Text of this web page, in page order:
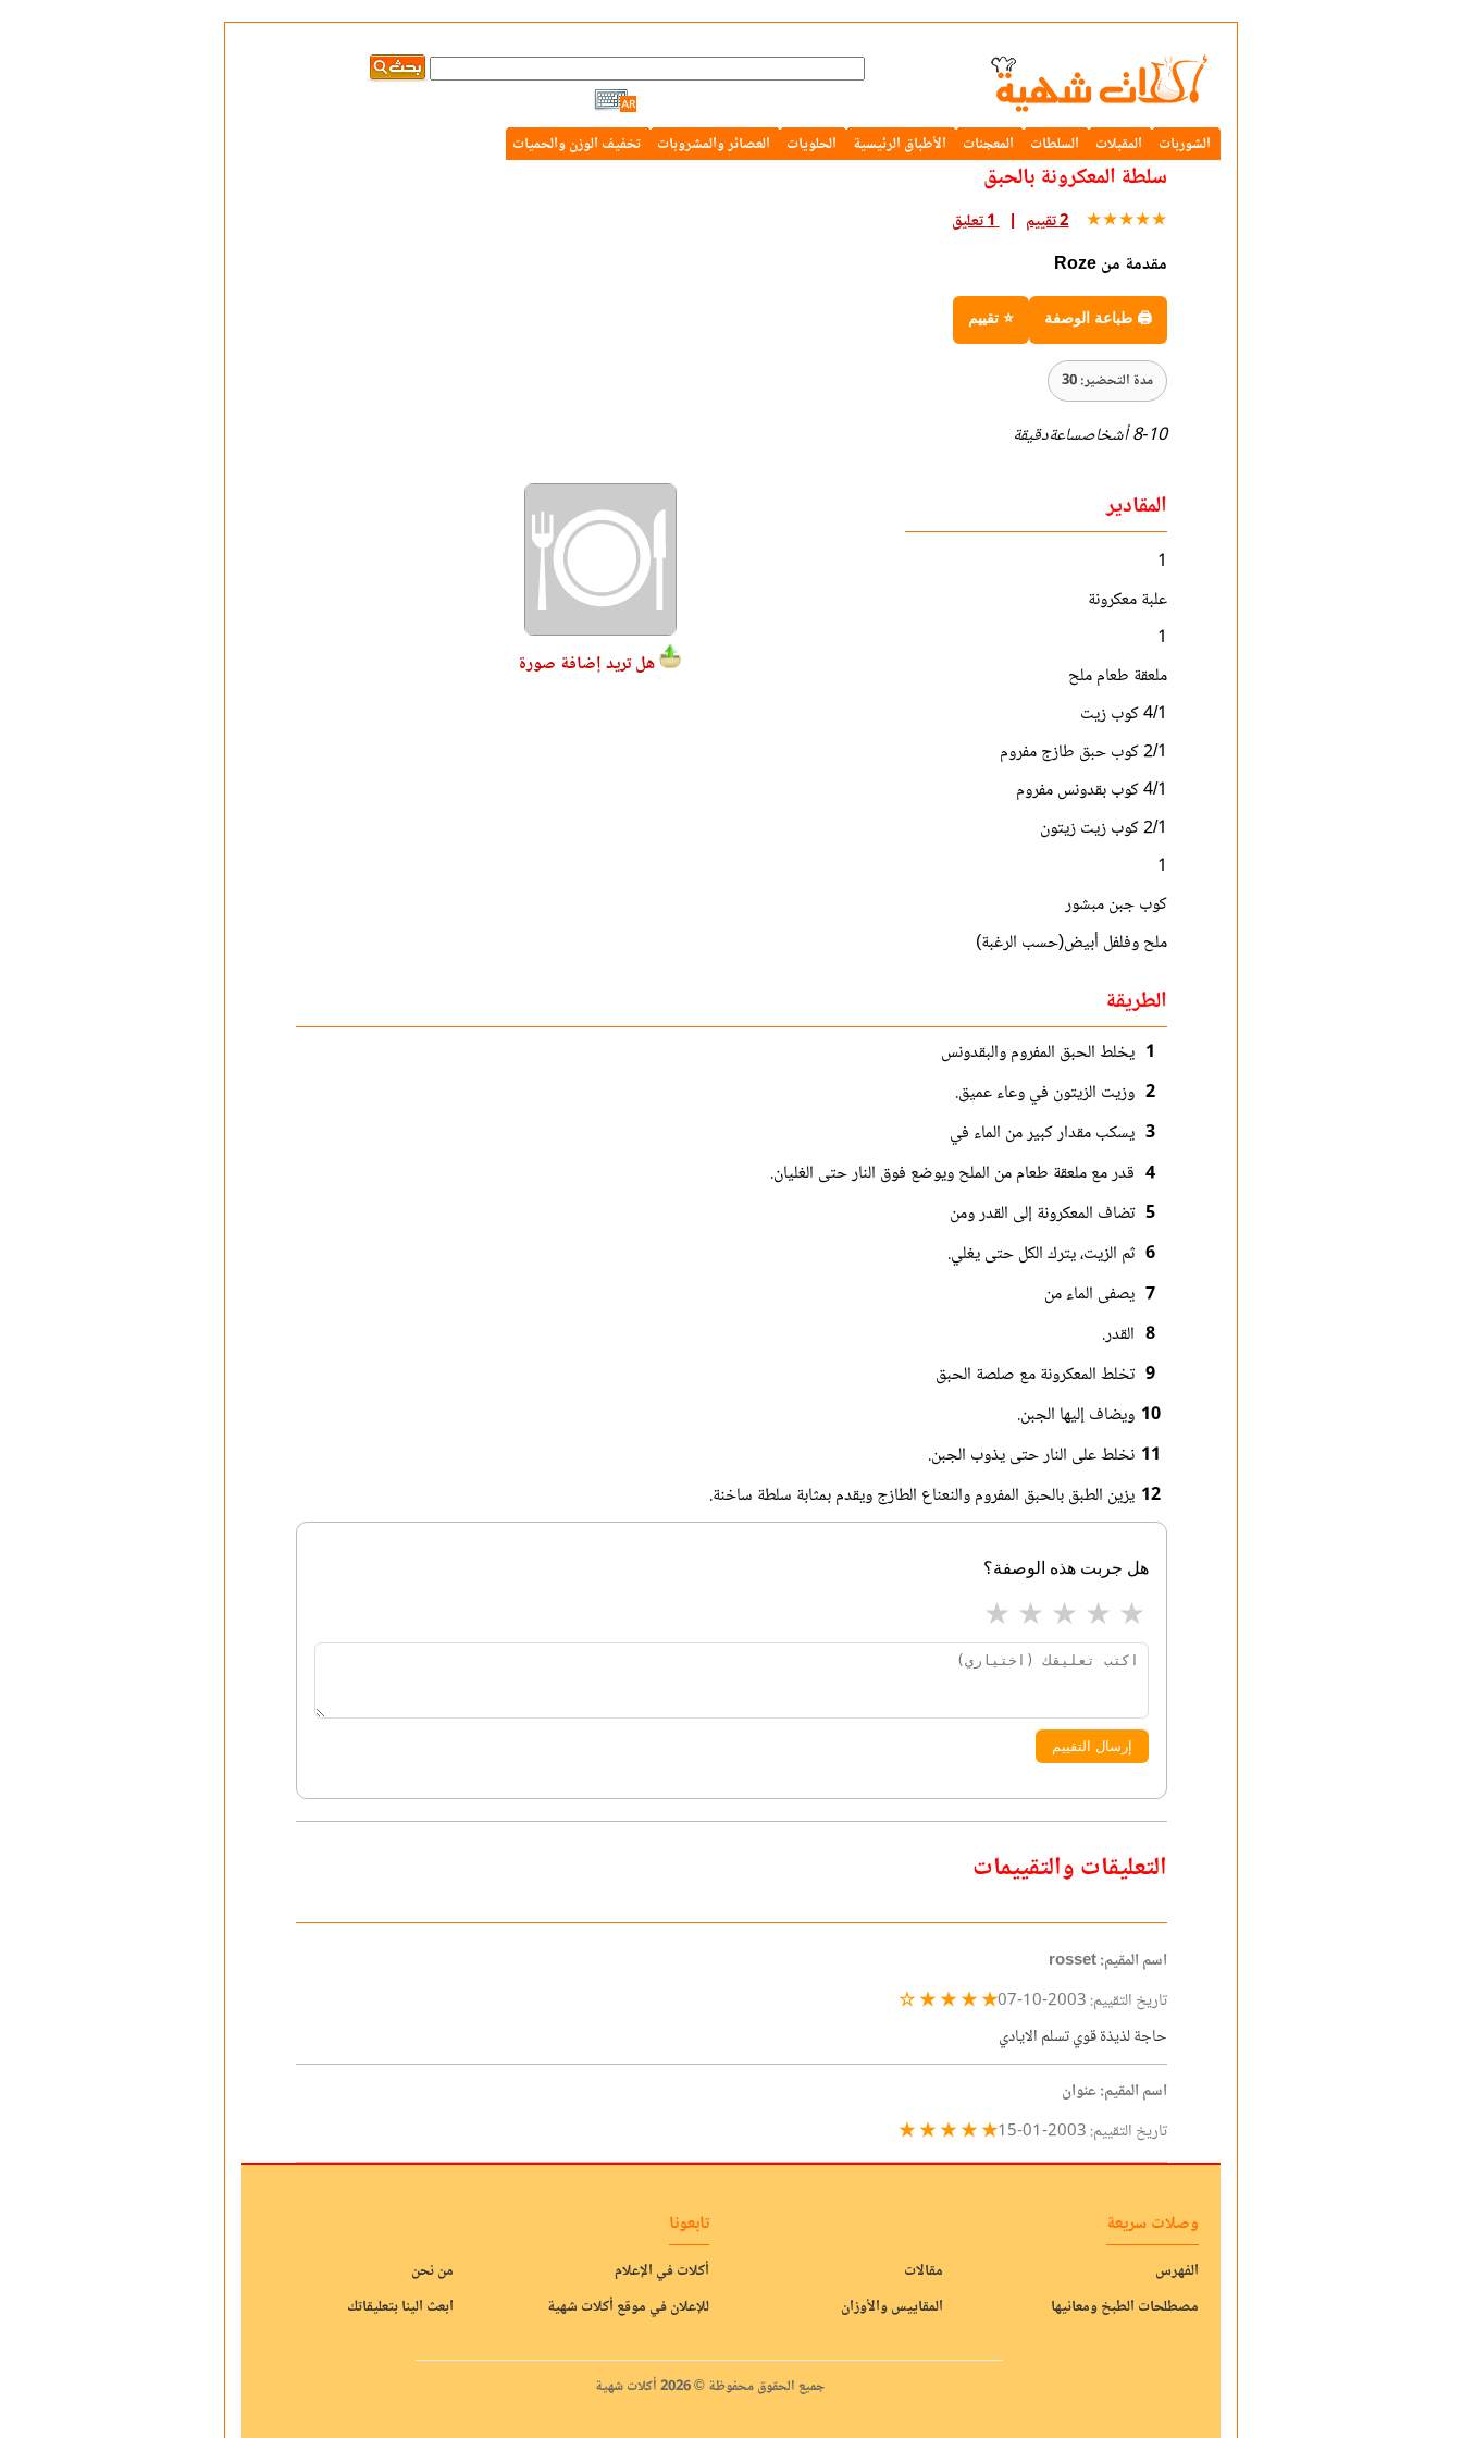
الشوربات المقبلات السلطات المعجنات الأطباق الرئيسية الحلويات العصائر والمشروبات تخفيف الوزن والحميات
سلطة المعكرونة بالحبق
★★★★★ 2 تقييم 1 تعليق
مقدمة من Roze
🖨 طباعة الوصفة ⭐ تقييم
مدة التحضير: 30
8-10 أشخاصساعةدقيقة
المقادير
1
علبة معكرونة
1
ملعقة طعام ملح
4/1 كوب زيت
2/1 كوب حبق طازج مفروم
4/1 كوب بقدونس مفروم
2/1 كوب زيت زيتون
1
كوب جبن مبشور
ملح وفلفل أبيض(حسب الرغبة)
هل تريد إضافة صورة
الطريقة
1 يخلط الحبق المفروم والبقدونس
2 وزيت الزيتون في وعاء عميق.
3 يسكب مقدار كبير من الماء في
4 قدر مع ملعقة طعام من الملح ويوضع فوق النار حتى الغليان.
5 تضاف المعكرونة إلى القدر ومن
6 ثم الزيت، يترك الكل حتى يغلي.
7 يصفى الماء من
8 القدر.
9 تخلط المعكرونة مع صلصة الحبق
10 ويضاف إليها الجبن.
11 نخلط على النار حتى يذوب الجبن.
12 يزين الطبق بالحبق المفروم والنعناع الطازج ويقدم بمثابة سلطة ساخنة.
هل جربت هذه الوصفة؟
★ ★ ★ ★ ★
إرسال التقييم
التعليقات والتقييمات
اسم المقيم: rosset
تاريخ التقييم: 2003-10-07
★ ★ ★ ★ ☆
حاجة لذيذة قوي تسلم الايادي
اسم المقيم: عنوان
تاريخ التقييم: 2003-01-15
★ ★ ★ ★ ★
وصلات سريعة
الفهرس
مقالات
مصطلحات الطبخ ومعانيها
المقاييس والأوزان
تابعونا
أكلات في الإعلام
من نحن
للإعلان في موقع أكلات شهية
ابعث الينا بتعليقاتك
جميع الحقوق محفوظة © 2026 أكلات شهية